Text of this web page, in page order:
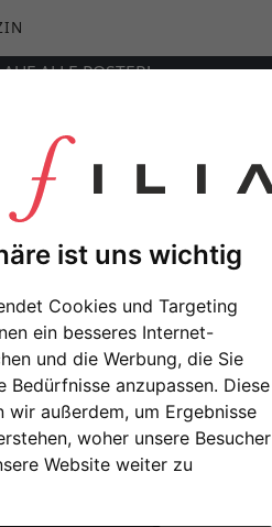
ist uns wichtig
Cookies und Targeting
ein besseres Internet-
und die Werbung, die Sie
Bedürfnisse anzupassen. Diese
wir außerdem, um Ergebnisse
woher unsere Besucher
Website weiter zu
AUFALLEPOSTER!